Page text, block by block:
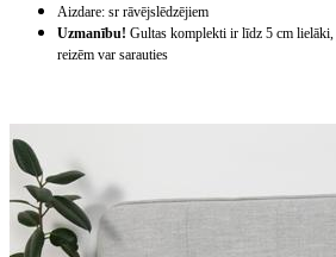
Aizdare: sr rāvējslēdzējiem
Uzmanību! Gultas komplekti ir līdz 5 cm lielāki,
reizēm var sarauties